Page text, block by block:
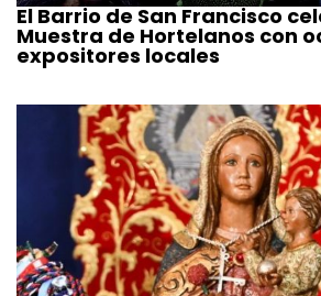
El Barrio de San Francisco
Muestra de Hortelanos con
expositores locales